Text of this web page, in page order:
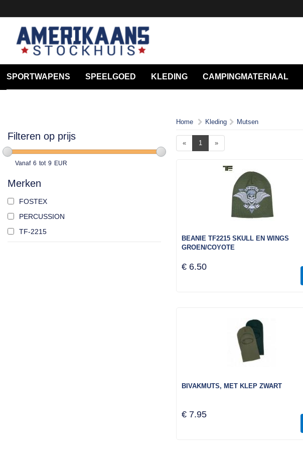
SPORTWAPENS SPEELGOED KLEDING CAMPINGMATERIAAL
Filteren op prijs
Vanaf 6 tot 9 EUR
Merken
FOSTEX
PERCUSSION
TF-2215
Home Kleding Mutsen
« 1 »
BEANIE TF2215 SKULL EN WINGS
GROEN/COYOTE
€ 6.50
BIVAKMUTS, MET KLEP ZWART
€ 7.95